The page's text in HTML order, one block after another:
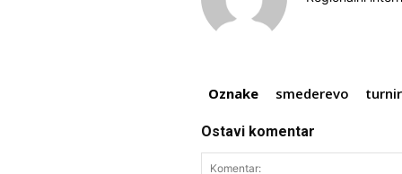
Oznake smederevo turnir
Ostavi komentar